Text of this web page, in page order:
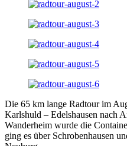
Die 65 km lange Radtour im
Karlshuld – Edelshausen nach
Wanderheim wurde die
ging es über Schrobenhausen